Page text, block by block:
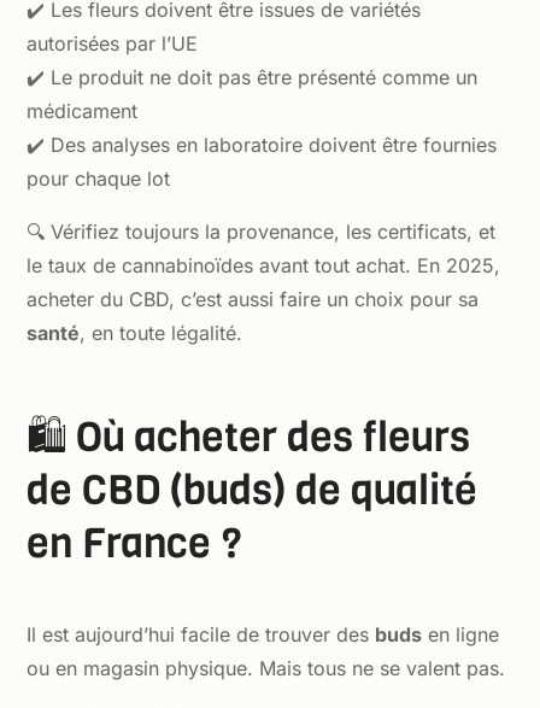
✔️ Les fleurs doivent être issues de variétés
autorisées par l’UE
✔️ Le produit ne doit pas être présenté comme un
médicament
✔️ Des analyses en laboratoire doivent être fournies
pour chaque lot
🔍 Vérifiez toujours la provenance, les certificats, et
le taux de cannabinoïdes avant tout achat. En 2025,
acheter du CBD, c’est aussi faire un choix pour sa
santé, en toute légalité.
🛍️ Où acheter des fleurs
de CBD (buds) de qualité
en France ?
Il est aujourd’hui facile de trouver des buds en ligne
ou en magasin physique. Mais tous ne se valent pas.